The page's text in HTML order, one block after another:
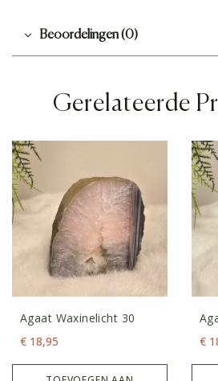
Beoordelingen (0)
Gerelateerde
Agaat Waxinelicht 30
€ 18,95
€